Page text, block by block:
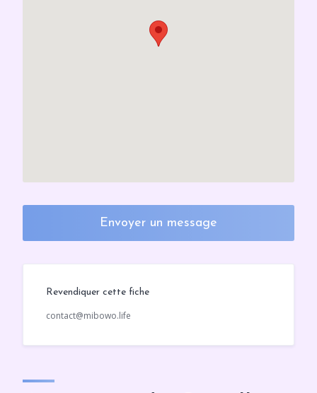
Envoyer un message
Revendiquer cette fiche
contact@mibowo.life